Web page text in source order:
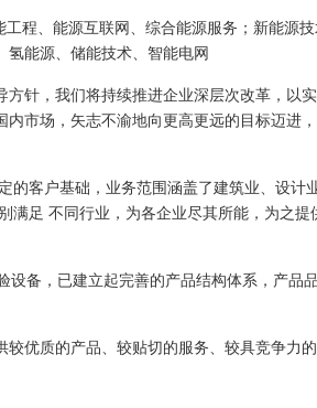
程、能源互联网、综合能源服务；新能源
能源、储能技术、智能电网
针，我们将持续推进企业深层次改革，以
市场，矢志不渝地向更高更远的目标迈进
客户基础，业务范围涵盖了建筑业、设计业
满足 不同行业，为各企业尽其所能，为之提
设备，已建立起完善的产品结构体系，产品品
优质的产品、较贴切的服务、较具竞争力